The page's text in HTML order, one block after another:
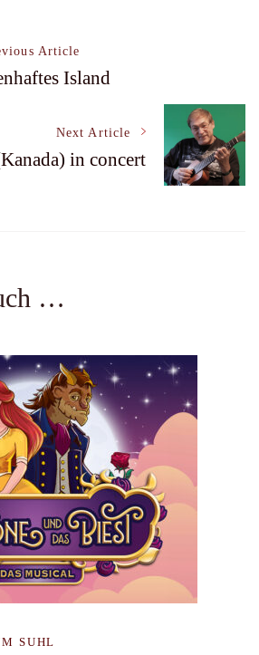
Article
Island
Next Article
in concert
…
SUHL